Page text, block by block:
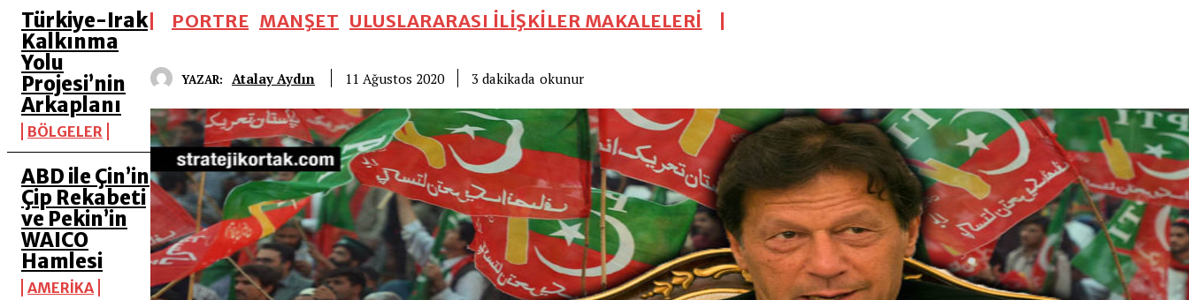
Türkiye-Irak
Kalkınma
Yolu
Projesi’nin
Arkaplanı
BÖLGELER
ABD ile Çin’in
Çip Rekabeti
ve Pekin’in
WAICO
Hamlesi
AMERİKA
PORTRE MANŞET ULUSLARARASI İLİŞKİLER MAKALELERİ
YAZAR: Atalay Aydın 11 Ağustos 2020 3 dakikada okunur